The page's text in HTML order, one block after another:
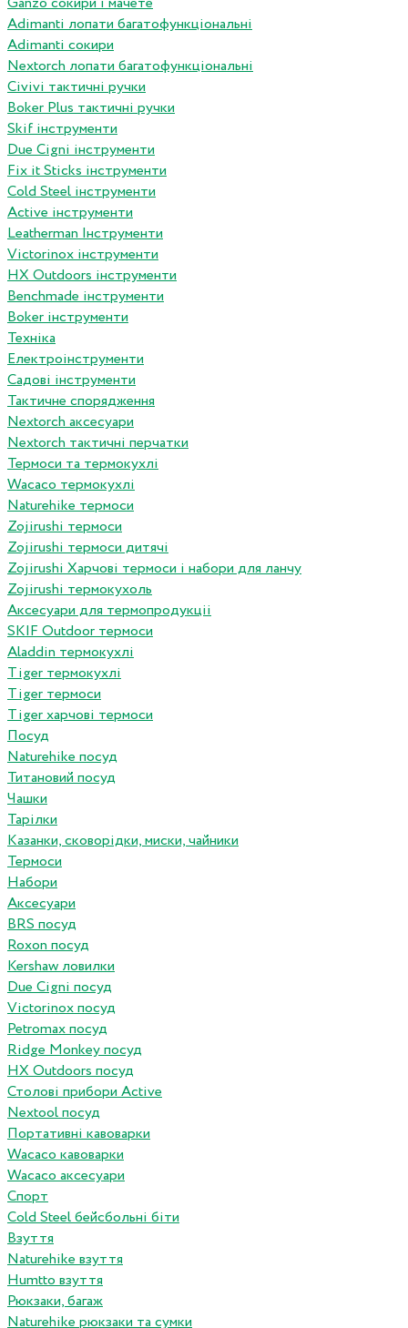
Adimanti лопати багатофункціональні
Adimanti сокири
Nextorch лопати багатофункціональні
Сivivi тактичні ручки
Boker Plus тактичні ручки
Skif інструменти
Due Cigni інструменти
Fix it Sticks інструменти
Сold Steel інструменти
Active інструменти
Leatherman Інструменти
Victorinox інструменти
HX Outdoors інструменти
Benchmade інструменти
Boker інструменти
Техніка
Електроінструменти
Садові інструменти
Тактичне спорядження
Nextorch аксесуари
Nextorch тактичні перчатки
Термоси та термокухлі
Wacaco термокухлі
Naturehike термоси
Zojirushi термоси
Zojirushi термоси дитячі
Zojirushi Харчові термоси і набори для ланчу
Zojirushi термокухоль
Аксесуари для термопродукціі
SKIF Outdoor термоси
Aladdin термокухлі
Tiger термокухлі
Tiger термоси
Tiger харчові термоси
Посуд
Naturehike посуд
Титановий посуд
Чашки
Тарілки
Казанки, сковорідки, миски, чайники
Термоси
Набори
Аксесуари
BRS посуд
Roxon посуд
Kershaw ловилки
Due Cigni посуд
Victorinox посуд
Petromax посуд
Ridge Monkey посуд
HX Outdoors посуд
Столові прибори Active
Nextool посуд
Портативні кавоварки
Wacaco кавоварки
Wacaco аксесуари
Спорт
Cold Steel бейсбольні біти
Взуття
Naturehike взуття
Humtto взуття
Рюкзаки, багаж
Naturehike рюкзаки та сумки